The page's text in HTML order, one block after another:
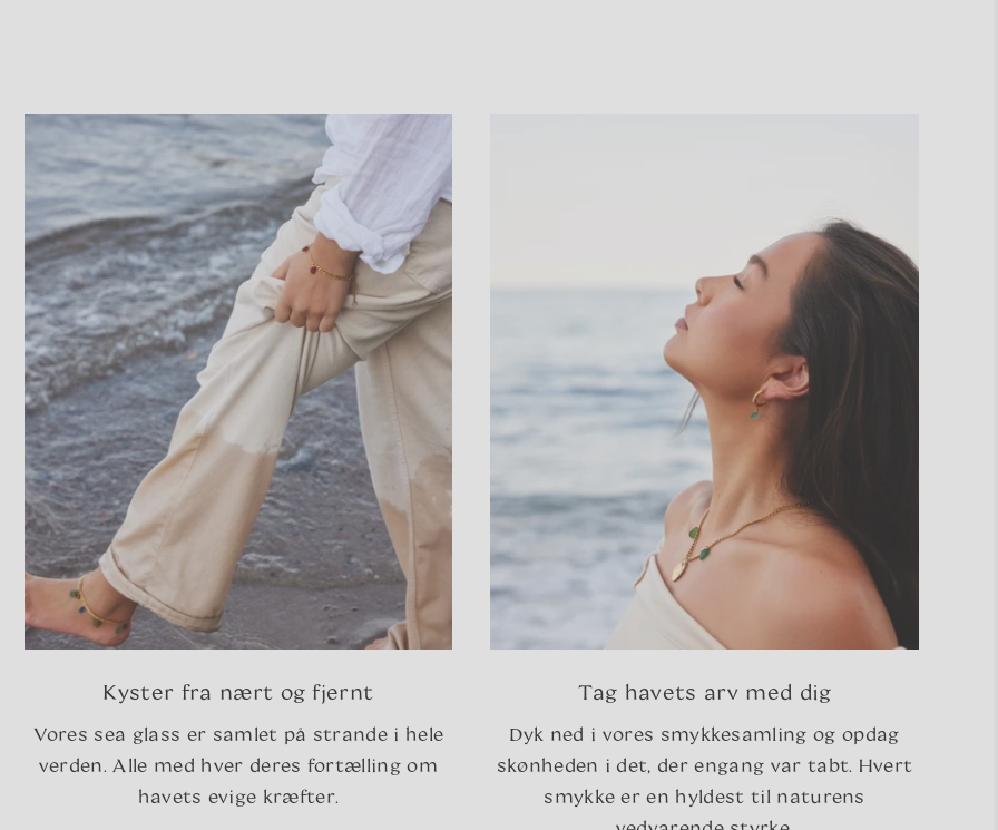
Kyster fra nært og fjernt
Vores sea glass er samlet på strande i hele
verden. Alle med hver deres fortælling om
havets evige kræfter.
Tag havets arv med dig
Dyk ned i vores smykkesamling og opdag
skønheden i det, der engang var tabt. Hvert
smykke er en hyldest til naturens